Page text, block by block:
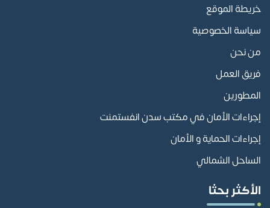
خريطة الموقع
سياسة الخصوصية
من نحن
فريق العمل
المطورين
إجراءات الأمان في مكتب سدن انفستمنت
إجراءات الحماية و الأمان
الساحل الشمالي
الأكثر بحثا